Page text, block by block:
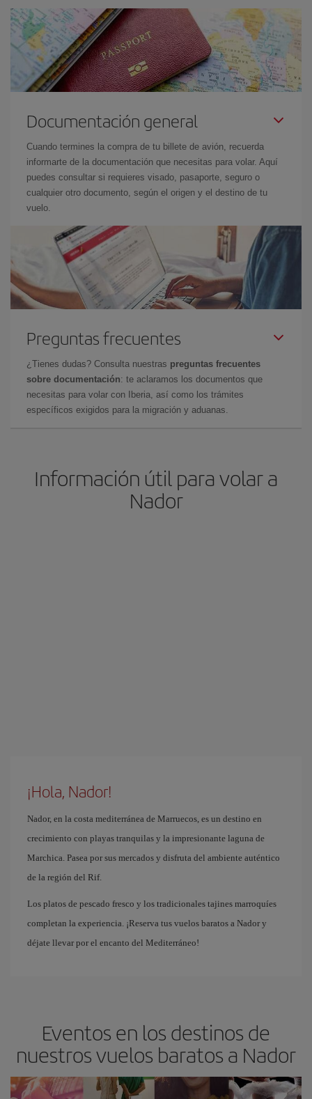
Documentación general
Cuando termines la compra de tu billete de avión, recuerda
informarte de la documentación que necesitas para volar. Aquí
puedes consultar si requieres visado, pasaporte, seguro o
cualquier otro documento, según el origen y el destino de tu
vuelo.
Preguntas frecuentes
¿Tienes dudas? Consulta nuestras preguntas frecuentes
sobre documentación: te aclaramos los documentos que
necesitas para volar con Iberia, así como los trámites
específicos exigidos para la migración y aduanas.
Información útil para volar a
Nador
¡Hola, Nador!
Nador, en la costa mediterránea de Marruecos, es un destino en
crecimiento con playas tranquilas y la impresionante laguna de
Marchica. Pasea por sus mercados y disfruta del ambiente auténtico
de la región del Rif.
Los platos de pescado fresco y los tradicionales tajines marroquíes
completan la experiencia. ¡Reserva tus vuelos baratos a Nador y
déjate llevar por el encanto del Mediterráneo!
Eventos en los destinos de
nuestros vuelos baratos a Nador